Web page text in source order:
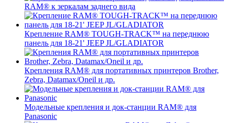
RAM® к зеркалам заднего вида
Крепление RAM® TOUGH-TRACK™ на переднюю
панель для 18-21' JEEP JL/GLADIATOR
Крепления RAM® для портативных принтеров Brother,
Zebra, Datamax/Oneil и др.
Модельные крепления и док-станции RAM® для
Panasonic